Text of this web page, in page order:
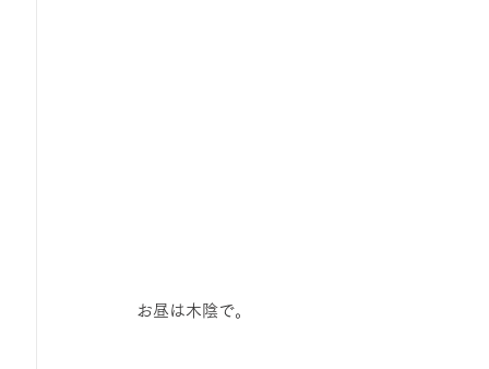
お昼は木陰で。